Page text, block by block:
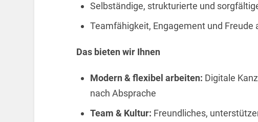
Selbständige, strukturierte und
Teamfähigkeit, Engagement und
Das bieten wir Ihnen
Modern & flexibel arbeiten: Digitale
nach Absprache
Team & Kultur: Freundliches,